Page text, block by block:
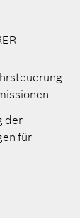
der
für